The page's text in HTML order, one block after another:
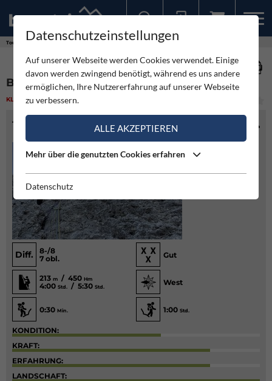
Touren
BATTERIA VOLANTE - PUNTA KAFMAN
KLETTERN MITTEL
TOURENINFO
Diff.
8-/8
7 obl.
Gut
213 m / 450 Hm
4:00 Std. / 5:30 Std.
West
0:30 Min. 1:00 Std.
KONDITION:
KRAFT:
ERFAHRUNG:
LANDSCHAFT:
Datenschutzeinstellungen
Auf unserer Webseite werden Cookies verwendet. Einige
davon werden zwingend benötigt, während es uns andere
ermöglichen, Ihre Nutzererfahrung auf unserer Webseite
zu verbessern.
ALLE AKZEPTIEREN
Mehr über die genutzten Cookies erfahren
Datenschutz